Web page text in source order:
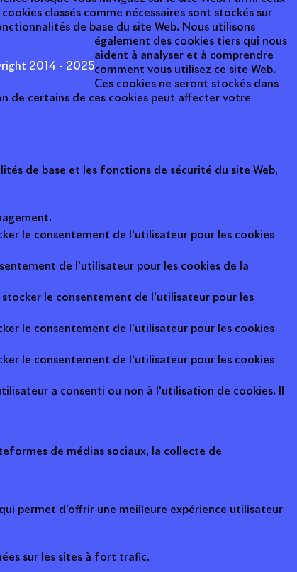
2014 - 2025
cookies classés comme nécessaires sont stockés sur
de base du site Web. Nous utilisons
également des cookies tiers qui nous
aident à analyser et à comprendre
comment vous utilisez ce site Web.
Ces cookies ne seront stockés dans
de certains de ces cookies peut affecter votre
de base et les fonctions de sécurité du site Web,
le consentement de l'utilisateur pour les cookies
de l'utilisateur pour les cookies de la
stocker le consentement de l'utilisateur pour les
le consentement de l'utilisateur pour les cookies
le consentement de l'utilisateur pour les cookies
a consenti ou non à l'utilisation de cookies. Il
de médias sociaux, la collecte de
permet d'offrir une meilleure expérience utilisateur
sur les sites à fort trafic.